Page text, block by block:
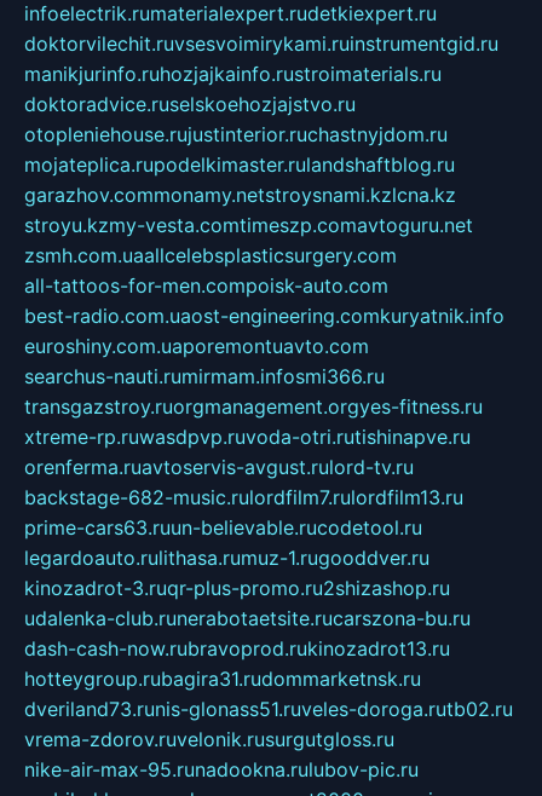
infoelectrik.rumaterialexpert.rudetkiexpert.ru
doktorvilechit.ruvsesvoimirykami.ruinstrumentgid.ru
manikjurinfo.ruhozjajkainfo.rustroimaterials.ru
doktoradvice.ruselskoehozjajstvo.ru
otopleniehouse.rujustinterior.ruchastnyjdom.ru
mojateplica.rupodelkimaster.rulandshaftblog.ru
garazhov.commonamy.netstroysnami.kzlcna.kz
stroyu.kzmy-vesta.comtimeszp.comavtoguru.net
zsmh.com.uaallcelebsplasticsurgery.com
all-tattoos-for-men.compoisk-auto.com
best-radio.com.uaost-engineering.comkuryatnik.info
euroshiny.com.uaporemontuavto.com
searchus-nauti.rumirmam.infosmi366.ru
transgazstroy.ruorgmanagement.orgyes-fitness.ru
xtreme-rp.ruwasdpvp.ruvoda-otri.rutishinapve.ru
orenferma.ruavtoservis-avgust.rulord-tv.ru
backstage-682-music.rulordfilm7.rulordfilm13.ru
prime-cars63.ruun-believable.rucodetool.ru
legardoauto.rulithasa.rumuz-1.rugooddver.ru
kinozadrot-3.ruqr-plus-promo.ru2shizashop.ru
udalenka-club.runerabotaetsite.rucarszona-bu.ru
dash-cash-now.rubravoprod.rukinozadrot13.ru
hotteygroup.rubagira31.rudommarketnsk.ru
dveriland73.runis-glonass51.ruveles-doroga.rutb02.ru
vrema-zdorov.ruvelonik.rusurgutgloss.ru
nike-air-max-95.runadookna.rulubov-pic.ru